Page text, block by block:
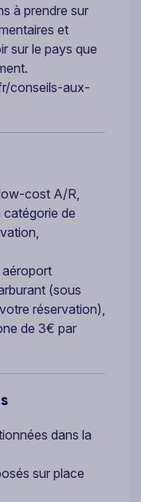
à prendre sur
et
sur le pays que
conseils-aux-
cost A/R,
catégorie de
(sous
réservation),
de 3€ par
dans la
sur place